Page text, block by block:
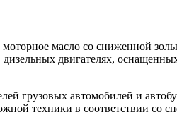
моторное масло со сниженной
двигателях,
грузовых автомобилей и
техники в соответствии со